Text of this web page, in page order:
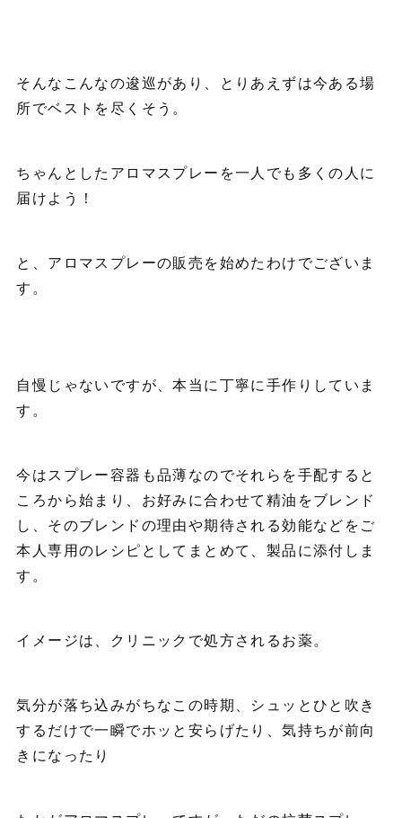
そんなこんなの逡巡があり、とりあえずは今ある場
所でベストを尽くそう。
ちゃんとしたアロマスプレーを一人でも多くの人に
届けよう！
と、アロマスプレーの販売を始めたわけでございま
す。
自慢じゃないですが、本当に丁寧に手作りしていま
す。
今はスプレー容器も品薄なのでそれらを手配すると
ころから始まり、お好みに合わせて精油をブレンド
し、そのブレンドの理由や期待される効能などをご
本人専用のレシピとしてまとめて、製品に添付しま
す。
イメージは、クリニックで処方されるお薬。
気分が落ち込みがちなこの時期、シュッとひと吹き
するだけで一瞬でホッと安らげたり、気持ちが前向
きになったり